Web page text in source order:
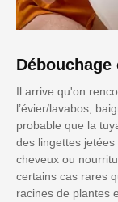
Il arrive qu'on
l’évier/lavabos,
probable que la
des lingettes
cheveux ou
certains cas rares
racines de plantes